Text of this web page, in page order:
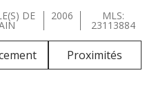
DE 2006 MLS:
23113884
Proximités